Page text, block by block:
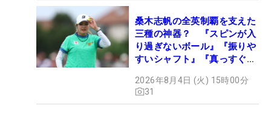
桑木志帆の全英制覇を支えた
三種の神器？ 『スピンが入
り過ぎないボール』『振りや
すいシャフト』『真っすぐ飛
セッティング
2026年8月4日 (火) 15時00分
31